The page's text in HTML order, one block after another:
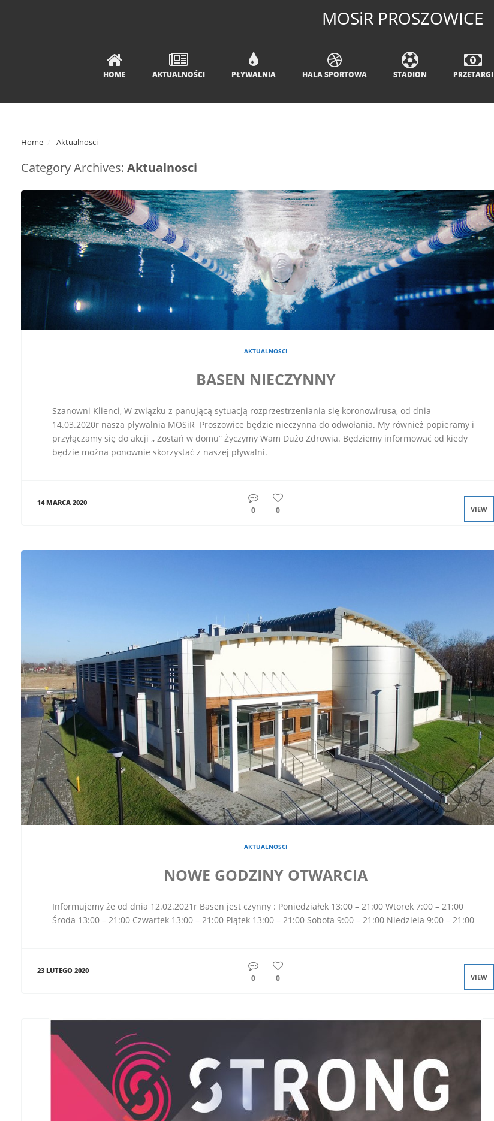
MOSiR PROSZOWICE
HOME AKTUALNOŚCI PŁYWALNIA HALA SPORTOWA STADION PRZETARGI
Home Aktualnosci
Category Archives: Aktualnosci
AKTUALNOSCI
BASEN NIECZYNNY
Szanowni Klienci, W związku z panującą sytuacją rozprzestrzeniania się koronowirusa, od dnia
14.03.2020r nasza pływalnia MOSiR Proszowice będzie nieczynna do odwołania. My również popieramy i
przyłączamy się do akcji ,, Zostań w domu” Życzymy Wam Dużo Zdrowia. Będziemy informować od kiedy
będzie można ponownie skorzystać z naszej pływalni.
VIEW
14 MARCA 2020
0 0
AKTUALNOSCI
NOWE GODZINY OTWARCIA
Informujemy że od dnia 12.02.2021r Basen jest czynny : Poniedziałek 13:00 – 21:00 Wtorek 7:00 – 21:00
Środa 13:00 – 21:00 Czwartek 13:00 – 21:00 Piątek 13:00 – 21:00 Sobota 9:00 – 21:00 Niedziela 9:00 – 21:00
VIEW
23 LUTEGO 2020
0 0